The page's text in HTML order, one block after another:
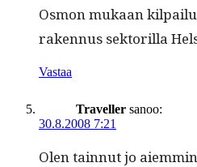
Osmon mukaan
raken­nus sek­to­ril­la
Vastaa
Traveller sanoo:
30.8.2008 7:21
Olen tain­nut jo